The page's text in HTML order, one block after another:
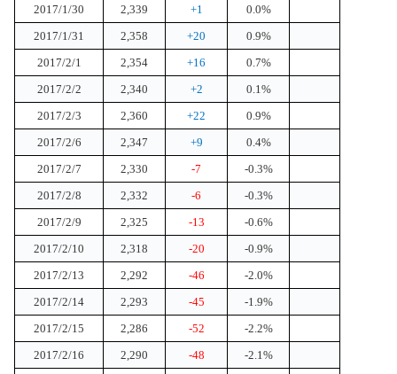
2017/1/30
2,339 +1
0.0%
2017/1/31
2,358 +20
0.9%
2017/2/1
2,354 +16
0.7%
2017/2/2
2,340 +2
0.1%
2017/2/3
2,360 +22
0.9%
2017/2/6
2,347 +9
0.4%
2017/2/7
2,330 -7
-0.3%
2017/2/8
2,332 -6
-0.3%
2017/2/9
2,325 -13
-0.6%
2017/2/10
2,318 -20
-0.9%
2017/2/13
2,292 -46
-2.0%
2017/2/14
2,293 -45
-1.9%
2017/2/15
2,286 -52
-2.2%
2017/2/16
2,290 -48
-2.1%